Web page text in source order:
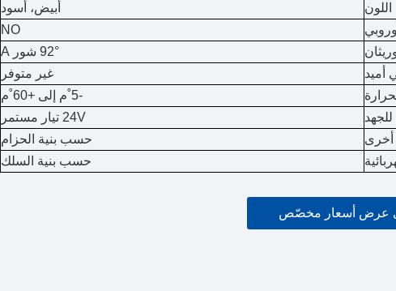
اللون
أبيض، أسود
NO
92° شور A
أميد
غير متوفر
-5˚م إلى +60˚م
24V تيار مستمر
أخرى
حسب بنية الحزام
حسب بنية السلك
عرض أسعار مخصّص